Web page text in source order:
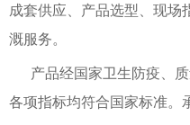
成套供应、产品选型、现场
溉服务。
产品经国家卫生防疫、质
各项指标均符合国家标准。